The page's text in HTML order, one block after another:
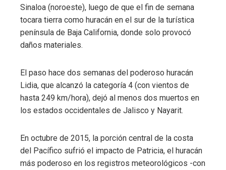
Sinaloa (noroeste), luego de que el fin de semana
tocara tierra como huracán en el sur de la turística
península de Baja California, donde solo provocó
daños materiales.
El paso hace dos semanas del poderoso huracán
Lidia, que alcanzó la categoría 4 (con vientos de
hasta 249 km/hora), dejó al menos dos muertos en
los estados occidentales de Jalisco y Nayarit.
En octubre de 2015, la porción central de la costa
del Pacífico sufrió el impacto de Patricia, el huracán
más poderoso en los registros meteorológicos -con